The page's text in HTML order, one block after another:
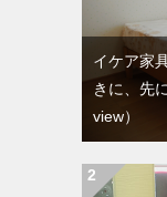
イケア家
きに、先
view）